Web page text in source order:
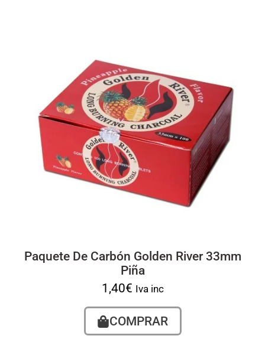
Paquete De Carbón Golden River 33mm
Piña
1,40€ Iva inc
COMPRAR